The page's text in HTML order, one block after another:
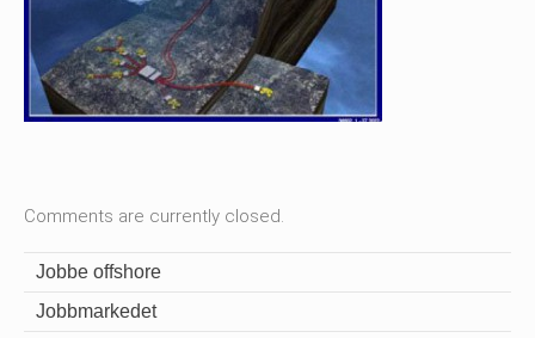
Comments are currently closed.
Jobbe offshore
Jobbmarkedet